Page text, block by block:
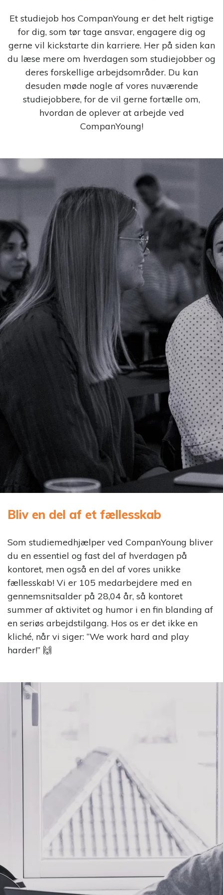
Digitalisering
Opnå
forretningsmæssig
succes via strategi og
største
unges valg
uddannelse
Foredrag
Foredrag
omkring
Generation
Y&Z
Email Marketing System
Øg konverteringen med E-
mail Marketing
Rekrutteringssystem
Effektiv håndtering af
tilmeldinger
Chat- & Samtalesystem
Indgå i dialog med
målgruppen
Eventmanagementsystem
Kombiner eventhåndtering
med tiltrækning
Jobportal
jobportals motor til
drift af jobportaler
Mål og optimer din
StudentCenter
Skab en stærk
onboarding
Praktikmål.dk
Skab overblik over
elevens/lærlingens
praktikmål
eVejledning
Bemanding- og
vejledningsservice
Planner
Planlæg, nedbryd og
tilrettelæg digitale
studentermedhjælpere
Brancheorganisationer
Efterskoler
Højskoler
Videregående uddannelser
Et studiejob hos CompanYoung er det helt rigtige
for dig, som tør tage ansvar, engagere dig og
gerne vil kickstarte din karriere. Her på siden kan
du læse mere om hverdagen som studiejobber og
deres forskellige arbejdsområder. Du kan
desuden møde nogle af vores nuværende
studiejobbere, for de vil gerne fortælle om,
hvordan de oplever at arbejde ved
CompanYoung!
Bliv en del af et fællesskab
Som studiemedhjælper ved CompanYoung bliver
du en essentiel og fast del af hverdagen på
kontoret, men også en del af vores unikke
fællesskab! Vi er 105 medarbejdere med en
gennemsnitsalder på 28,04 år, så kontoret
summer af aktivitet og humor i en fin blanding af
en seriøs arbejdstilgang. Hos os er det ikke en
kliché, når vi siger: “We work hard and play
harder!” 🙌